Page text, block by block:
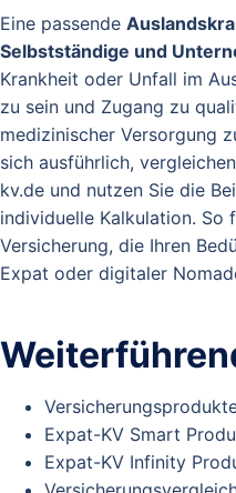
Eine passende
Selbstständige und
Krankheit oder Unfall im
zu sein und Zugang zu
medizinischer Versorgung
sich ausführlich,
kv.de und nutzen Sie die
individuelle Kalkulation. So
Versicherung, die Ihren
Expat oder digitaler
Expat-KV Smart
Expat-KV Infinity